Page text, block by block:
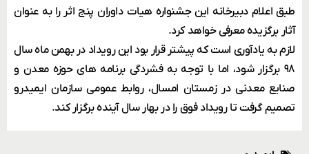
طبق اعلام دبیرخانه این جشنواره هیات داوران پنج اثر را به عنوان
آثار برگزیده معرفی خواهد کرد.
لازم به یادآوری است که پیشتر قرار بود این رویداد در بهمن ماه سال
۹۸ برگزار شود، اما با توجه به فشردگی برنامه های حوزه معدن و
صنایع معدنی در زمستان امسال، روابط عمومی سازمان ایمیدرو
تصمیم گرفت تا رویداد فوق را در بهار سال آینده برگزار کند.